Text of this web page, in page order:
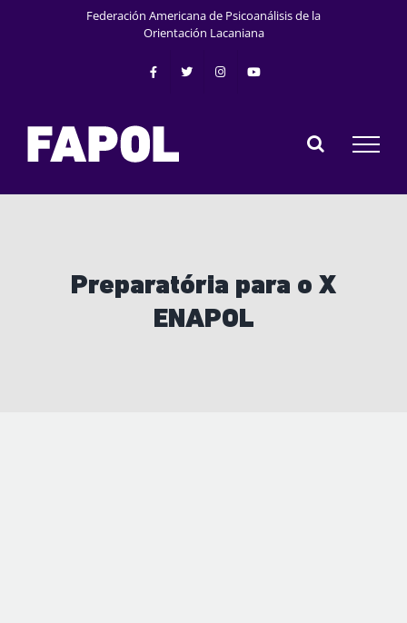
Federación Americana de Psicoanálisis de la
Orientación Lacaniana
Preparatória para o X
ENAPOL